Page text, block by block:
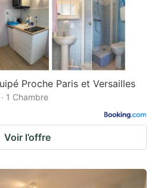
Proche Paris et Versailles
1 Chambre
Voir l’offre